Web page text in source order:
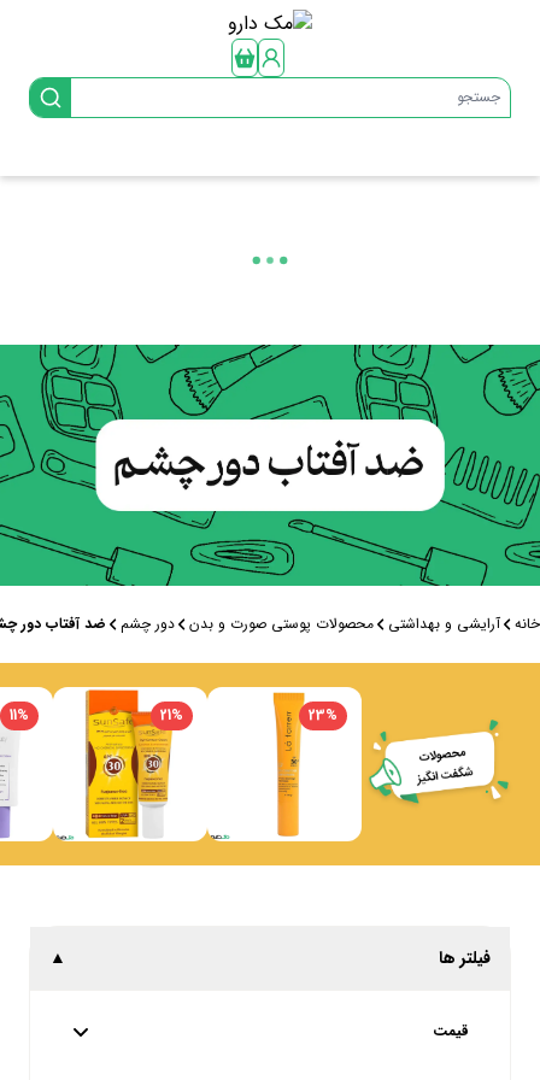
جستجو
خانه آرایشی و بهداشتی محصولات پوستی صورت و بدن دور چشم ضد آفتاب دور
23%
21%
11%
فیلتر ها ▲
قیمت